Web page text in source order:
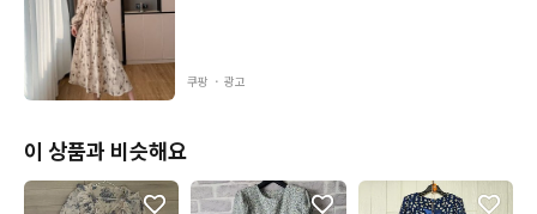
쿠팡 ・ 광고
이 상품과 비슷해요